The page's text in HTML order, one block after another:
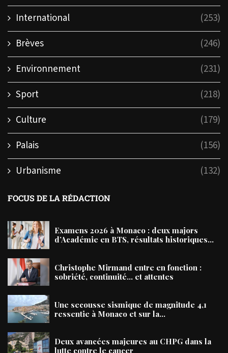
International
(253)
Brèves
(246)
Environnement
(231)
Sport
(218)
Culture
(179)
Palais
(156)
Urbanisme
(132)
FOCUS DE LA RÉDACTION
Examens 2026 à Monaco : deux majors
d’Académie en BTS, résultats historiques...
Christophe Mirmand entre en fonction :
sobriété, continuité… et attentes
Une secousse sismique de magnitude 4,1
ressentie à Monaco et sur la...
Deux avancées majeures au CHPG dans la
lutte contre le cancer